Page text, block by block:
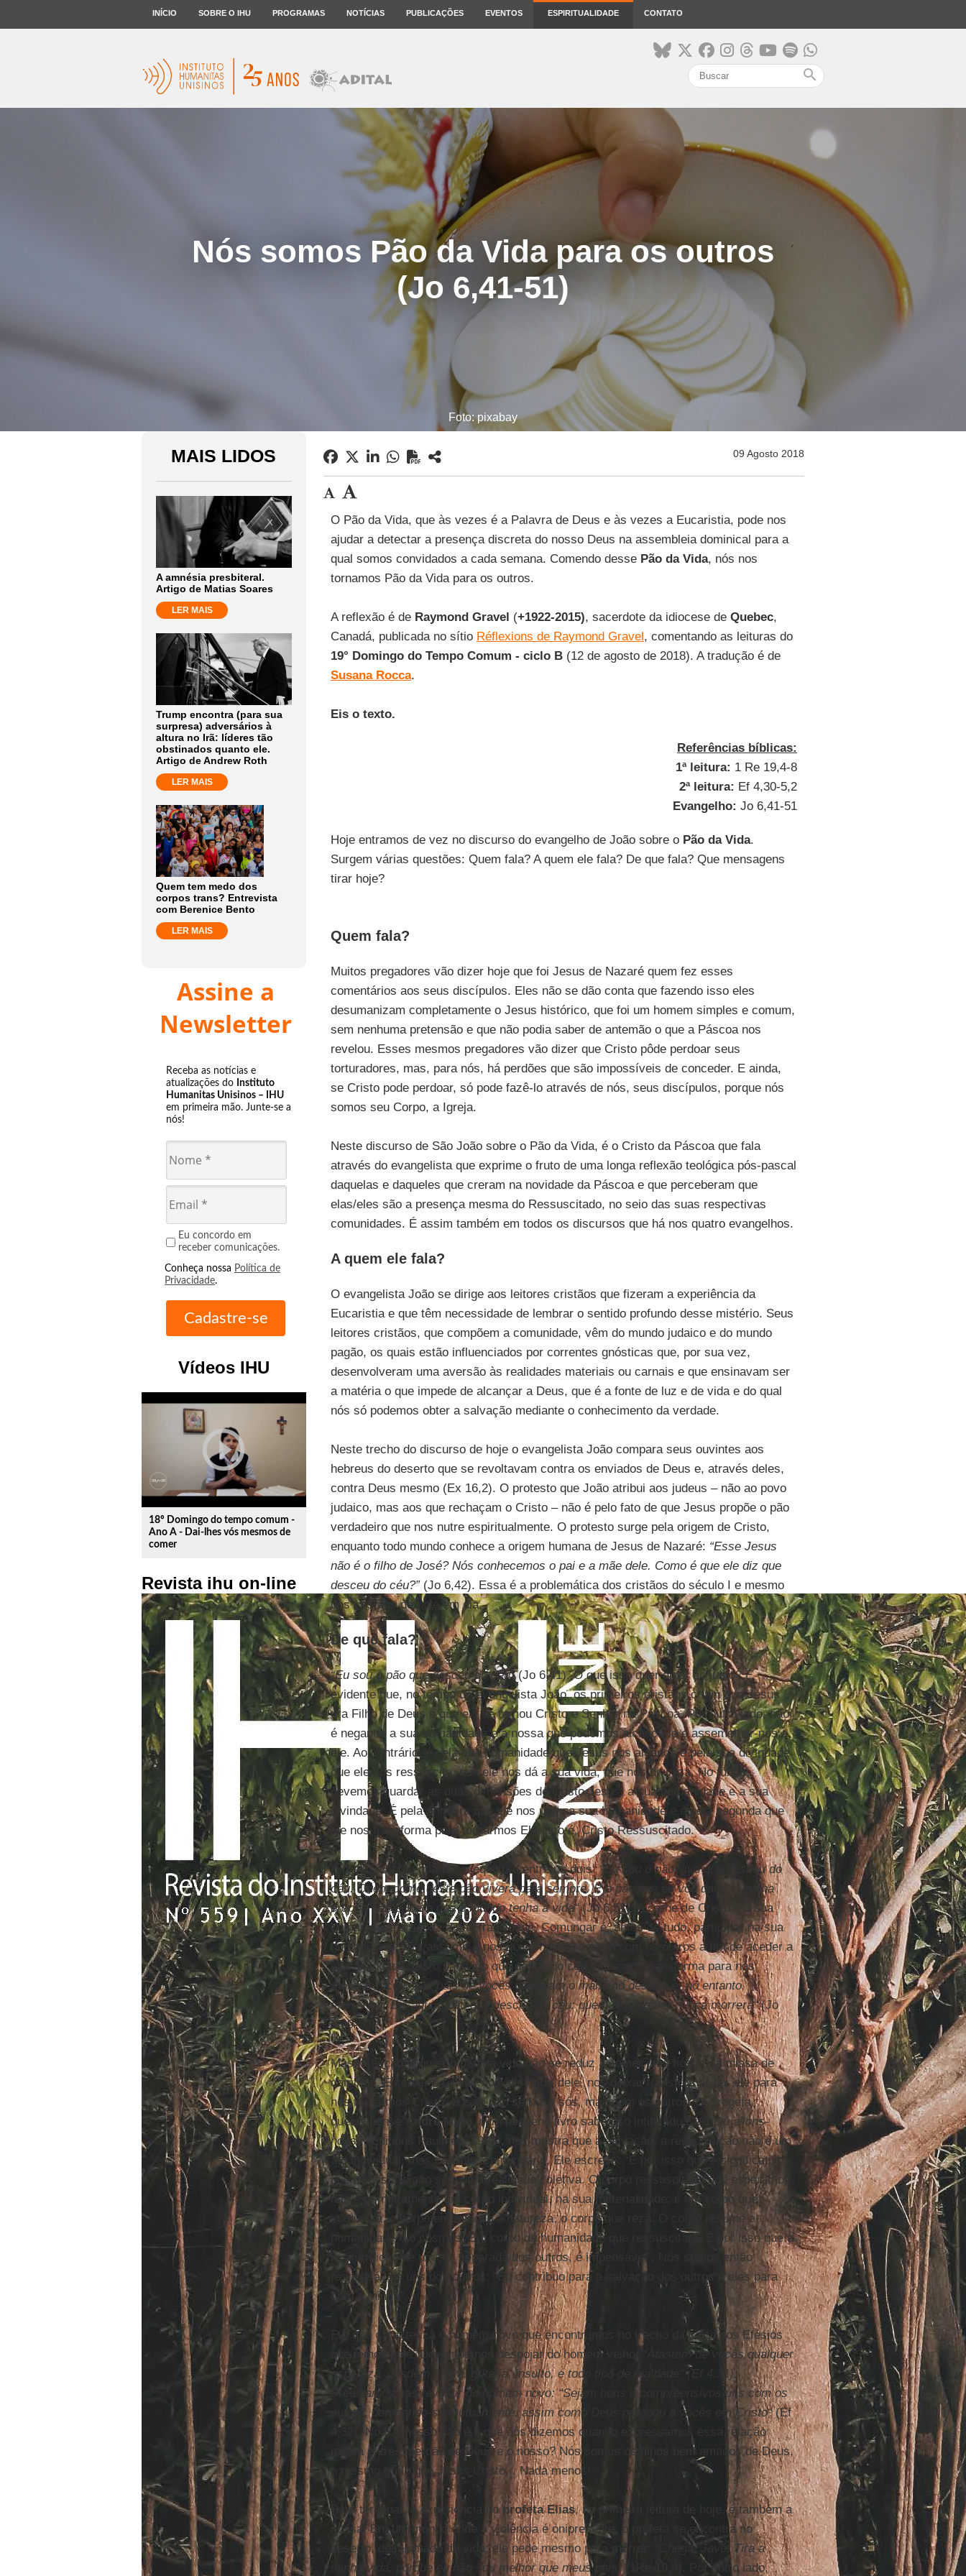
INÍCIO SOBRE O IHU PROGRAMAS NOTÍCIAS PUBLICAÇÕES EVENTOS ESPIRITUALIDADE CONTATO
search
Nós somos Pão da Vida para os outros
(Jo 6,41-51)
Foto: pixabay
MAIS LIDOS
A amnésia presbiteral.
Artigo de Matias Soares
LER MAIS
Trump encontra (para sua
surpresa) adversários à
altura no Irã: líderes tão
obstinados quanto ele.
Artigo de Andrew Roth
LER MAIS
Quem tem medo dos
corpos trans? Entrevista
com Berenice Bento
LER MAIS
Assine a
Newsletter
Receba as notícias e
atualizações do Instituto
Humanitas Unisinos – IHU
em primeira mão. Junte-se a
nós!
Eu concordo em
receber comunicações.
Conheça nossa Política de
Privacidade.
Vídeos IHU
play_circle_outline
18º Domingo do tempo comum -
Ano A - Dai-lhes vós mesmos de
comer
Revista ihu on-line
09 Agosto 2018
O Pão da Vida, que às vezes é a Palavra de Deus e às vezes a Eucaristia, pode nos
ajudar a detectar a presença discreta do nosso Deus na assembleia dominical para a
qual somos convidados a cada semana. Comendo dessePão da Vida, nós nos
tornamos Pão da Vida para os outros.
A reflexão é de Raymond Gravel (+1922-2015), sacerdote da idiocese de Quebec,
Canadá, publicada no sítio Réflexions de Raymond Gravel, comentando as leituras do
19° Domingo do Tempo Comum - ciclo B(12 de agosto de 2018). A tradução é de
Susana Rocca.
Eis o texto.
Referências bíblicas:
1ª leitura: 1 Re 19,4-8
2ª leitura: Ef 4,30-5,2
Evangelho: Jo 6,41-51
Hoje entramos de vez no discurso do evangelho de João sobre o Pão da Vida.
Surgem várias questões: Quem fala? A quem ele fala? De que fala? Que mensagens
tirar hoje?
Quem fala?
Muitos pregadores vão dizer hoje que foi Jesus de Nazaré quem fez esses
comentários aos seus discípulos. Eles não se dão conta que fazendo isso eles
desumanizam completamente o Jesus histórico, que foi um homem simples e comum,
sem nenhuma pretensão e que não podia saber de antemão o que a Páscoa nos
revelou. Esses mesmos pregadores vão dizer que Cristo pôde perdoar seus
torturadores, mas, para nós, há perdões que são impossíveis de conceder. E ainda,
se Cristo pode perdoar, só pode fazê-lo através de nós, seus discípulos, porque nós
somos seu Corpo, a Igreja.
Neste discurso de São João sobre o Pão da Vida, é o Cristo da Páscoa que fala
através do evangelista que exprime o fruto de uma longa reflexão teológica pós-pascal
daquelas e daqueles que creram na novidade da Páscoa e que perceberam que
elas/eles são a presença mesma do Ressuscitado, no seio das suas respectivas
comunidades. É assim também em todos os discursos que há nos quatro evangelhos.
A quem ele fala?
O evangelista João se dirige aos leitores cristãos que fizeram a experiência da
Eucaristia e que têm necessidade de lembrar o sentido profundo desse mistério. Seus
leitores cristãos, que compõem a comunidade, vêm do mundo judaico e do mundo
pagão, os quais estão influenciados por correntes gnósticas que, por sua vez,
desenvolveram uma aversão às realidades materiais ou carnais e que ensinavam ser
a matéria o que impede de alcançar a Deus, que é a fonte de luz e de vida e do qual
nós só podemos obter a salvação mediante o conhecimento da verdade.
Neste trecho do discurso de hoje o evangelista João compara seus ouvintes aos
hebreus do deserto que se revoltavam contra os enviados de Deus e, através deles,
contra Deus mesmo (Ex 16,2). O protesto que João atribui aos judeus – não ao povo
judaico, mas aos que rechaçam o Cristo – não é pelo fato de que Jesus propõe o pão
verdadeiro que nos nutre espiritualmente. O protesto surge pela origem de Cristo,
enquanto todo mundo conhece a origem humana de Jesus de Nazaré: “Esse Jesus
não é o filho de José? Nós conhecemos o pai e a mãe dele. Como é que ele diz que
desceu do céu?”(Jo 6,42). Essa é a problemática dos cristãos do século I e mesmo
dos cristãos de hoje em dia.
De que fala?
“Eu sou o pão que desceu do céu"(Jo 6,41). O que isso quer dizer ao justo? É
evidente que, no tempo do evangelista João, os primeiros cristãos criam que Jesus
era Filho de Deus e que ele se tornou Cristo e Senhor na Páscoa. Por outro lado, não
é negando a sua humanidade e a nossa que podemos alcançá-lo e assemelhar-nos a
ele. Ao contrário, é pela sua humanidade que Jesus nos alcança e pela sua divindade
que ele nos ressuscita, que ele nos dá a sua vida, que nos diviniza. No fundo,
devemos guardar as duas dimensões de Cristo Jesus: a sua humanidade e a sua
divindade. É pela primeira que ele nos une na sua humanidade e é pela segunda que
ele nos transforma para tornarmos Ele, isto é, Cristo Ressuscitado.
É preciso então guardar o equilíbro entre os dois:“Eu sou o pão vivo que desceu do
céu. Quem come deste pão viverá para sempre. E o pão que eu vou dar é a minha
própria carne, para que o mundo tenha a vida“(Jo 6,51). A carne de Cristo é a sua
humanidade em toda a sua fragilidade. Comungar é, antes de tudo, participar na sua
humanidade para assumir a nossa, compartilhando-a com os outros a fim de aceder a
sua divindade. Eis o pão vivo que desce do céu e que nos transforma para nos
mostrar o céu:“Os pais de vocês comeram o maná no deserto e, no entanto,
morreram. Eis aqui o pão que desceu do céu: quem dele comer nunca morrerá"(Jo
6,49-50).
Mas, atenção! Comer o pão da vida não se reduz a comer uma hóstia na missa de
domingo. É comer o Cristo, nos alimentar dele, nos deixar transformar por ele para
nos tornarmos Cristo. E isso não se faz a sós, mas com os outros. O exegeta
quebequense
André Myre , num pequeno livro saboroso intitulado Ciel! Où allons-
nous?(Éditions Paulines, 1991), nos mostra que a salvação, a ressurreição não é um
ato individual, mas coletivo, comunitário. Ele escreve: “É por isso que é significativo
que a ressurreição seja uma realidade coletiva. O corpo ressuscitado que esperamos
não é primeiramente um corpo individual, na sua materialidade; é um corpo que
comunica, o corpo em relação à natureza, o corpo que reza. O corpo resume a
humanidade e o cosmos. É o corpo da humanidade que ressuscitará. É por isso que a
ressurreição de um só, separada dos outros, é impensável”. Nós somos então
responsáveis uns dos outros: “Eu contribuo para a salvação dos outros e eles para
com a minha”.
É o que caracteriza o homem novo que encontramos no trecho da carta aos Efésios
que temos hoje. Devemos nos despojar do homem velho:
“Afastem de vocês qualquer
aspereza, desdém, raiva, gritaria, insulto, e todo tipo de maldade“ (Ef 4,31).
Precisamos nos revestir do homem novo: “Sejam bons e compreensivos uns com os
outros, perdoando-se mutuamente, assim como Deus perdoou a vocês em Cristo“(Ef
4,32). No Pai nosso não é o que nós dizemos quando expressamos essa relação
mútua entre o perdão de Deus e o nosso? Nós somos os filhos bem amados de Deus,
o mesmo título que Jesus Cristo... Nada menos!
Para terminar, a experiência doprofeta Elias, na primeira leitura de hoje, é também a
nossa. Em um mundo onde a violência é onipresente, o profeta se encontra no
deserto, desanimado da vida; ele pede mesmo para morrer:
“Chega, Javé! Tira a
minha vida, porque eu não sou melhor que meus pais“
(1Re 19,4). Por outro lado,